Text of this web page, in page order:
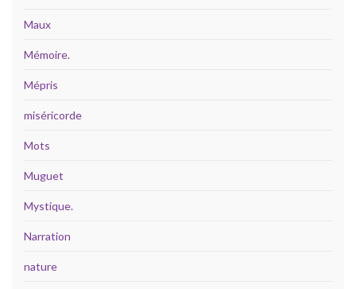
Maux
Mémoire.
Mépris
miséricorde
Mots
Muguet
Mystique.
Narration
nature